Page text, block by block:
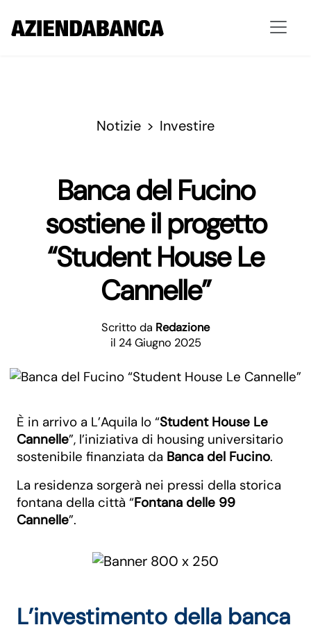
Notizie Investire
Banca del Fucino
sostiene il progetto
“Student House Le
Cannelle”
Scritto da Redazione
il 24 Giugno 2025
È in arrivo a L’Aquila lo “Student House Le
Cannelle”, l’iniziativa di housing universitario
sostenibile finanziata da Banca del Fucino.
La residenza sorgerà nei pressi della storica
fontana della città “Fontana delle 99
Cannelle”.
L’investimento della banca